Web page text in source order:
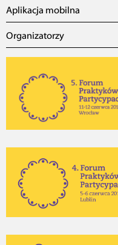
Aplikacja mobilna
Organizatorzy